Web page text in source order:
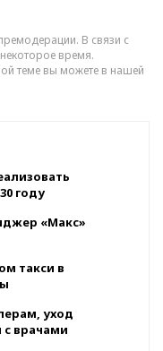
В связи с
время.
теме вы можете в нашей
году
«Макс»
такси в
уход
с врачами